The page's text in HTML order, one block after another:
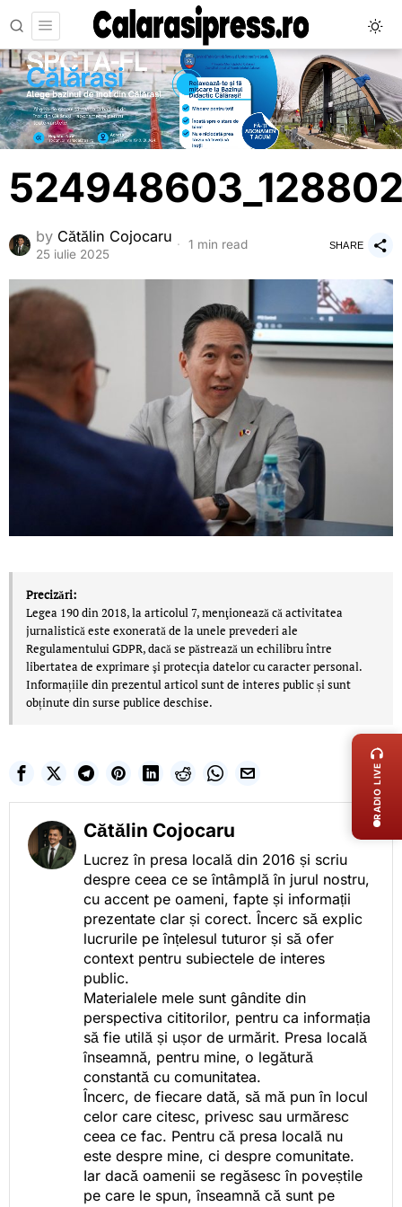
by Cătălin Cojocaru
25 iulie 2025
1 min read SHARE
Precizări:
Legea 190 din 2018, la articolul 7, menţionează că activitatea
jurnalistică este exonerată de la unele prevederi ale
Regulamentului GDPR, dacă se păstrează un echilibru între
libertatea de exprimare şi protecţia datelor cu caracter personal.
Informațiile din prezentul articol sunt de interes public și sunt
obținute din surse publice deschise.
Cătălin Cojocaru
Lucrez în presa locală din 2016 și scriu
despre ceea ce se întâmplă în jurul nostru,
cu accent pe oameni, fapte și informații
prezentate clar și corect. Încerc să explic
lucrurile pe înțelesul tuturor și să ofer
context pentru subiectele de interes
public.
Materialele mele sunt gândite din
perspectiva cititorilor, pentru ca informația
să fie utilă și ușor de urmărit. Presa locală
înseamnă, pentru mine, o legătură
constantă cu comunitatea.
Încerc, de fiecare dată, să mă pun în locul
celor care citesc, privesc sau urmăresc
ceea ce fac. Pentru că presa locală nu
este despre mine, ci despre comunitate.
Iar dacă oamenii se regăsesc în poveștile
pe care le spun, înseamnă că sunt pe
RADIO LIVE